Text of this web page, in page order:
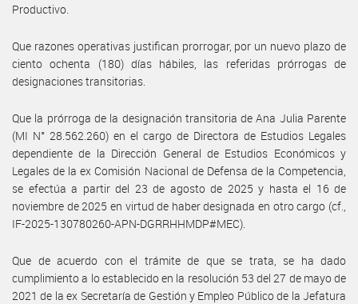
Productivo.
Que razones operativas justifican prorrogar, por un nuevo plazo de
ciento ochenta (180) días hábiles, las referidas prórrogas de
designaciones transitorias.
Que la prórroga de la designación transitoria de Ana Julia Parente
(MI N° 28.562.260) en el cargo de Directora de Estudios Legales
dependiente de la Dirección General de Estudios Económicos y
Legales de la ex Comisión Nacional de Defensa de la Competencia,
se efectúa a partir del 23 de agosto de 2025 y hasta el 16 de
noviembre de 2025 en virtud de haber designada en otro cargo (cf.,
IF-2025-130780260-APN-DGRRHHMDP#MEC).
Que de acuerdo con el trámite de que se trata, se ha dado
cumplimiento a lo establecido en la resolución 53 del 27 de mayo de
2021 de la ex Secretaría de Gestión y Empleo Público de la Jefatura